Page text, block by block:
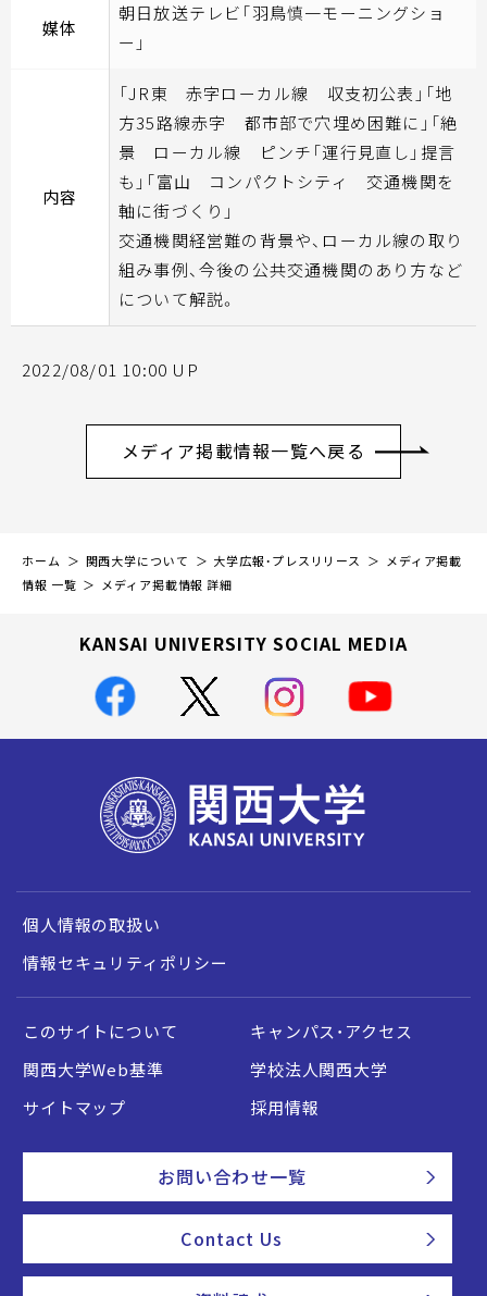
媒体
朝日放送テレビ「羽鳥慎一モーニングショ
ー」
内容
「JR東 赤字ローカル線 収支初公表」「地
方35路線赤字 都市部で穴埋め困難に」「絶
景 ローカル線 ピンチ「運行見直し」提言
も」「富山 コンパクトシティ 交通機関を
軸に街づくり」
交通機関経営難の背景や、ローカル線の取り
組み事例、今後の公共交通機関のあり方など
について解説。
2022/08/01 10:00 UP
メディア掲載情報一覧へ戻る
ホーム 関西大学について 大学広報・プレスリリース
メディア掲載
情報 一覧
メディア掲載情報 詳細
KANSAI UNIVERSITY SOCIAL MEDIA
個人情報の取扱い
情報セキュリティポリシー
このサイトについて
キャンパス・アクセス
関西大学Web基準
学校法人関西大学
サイトマップ
採用情報
お問い合わせ一覧
Contact Us